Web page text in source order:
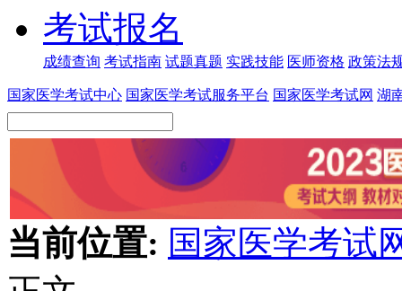
考试报名
成绩查询 考试指南 试题真题 实践技能 医师资格 政策法
国家医学考试中心 国家医学考试服务平台 国家医学考试网 湖
当前位置: 国家医学考试